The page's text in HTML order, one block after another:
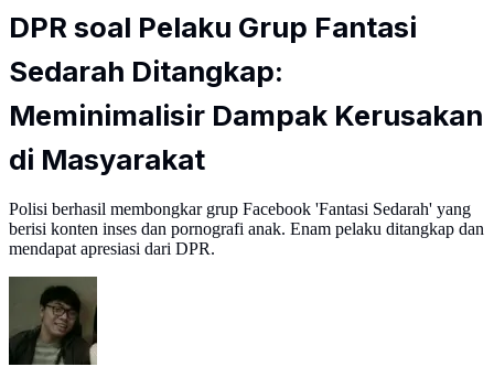
DPR soal Pelaku Grup Fantasi
Sedarah Ditangkap:
Meminimalisir Dampak Kerusakan
di Masyarakat
Polisi berhasil membongkar grup Facebook 'Fantasi Sedarah' yang
berisi konten inses dan pornografi anak. Enam pelaku ditangkap dan
mendapat apresiasi dari DPR.